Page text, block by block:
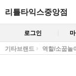
리틀타익스중앙점
로그인
기타브랜드 역할/소꿉놀